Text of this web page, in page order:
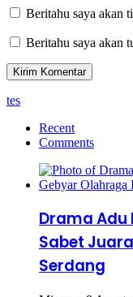
Recent
Drama Adu
Sabet
Serdang